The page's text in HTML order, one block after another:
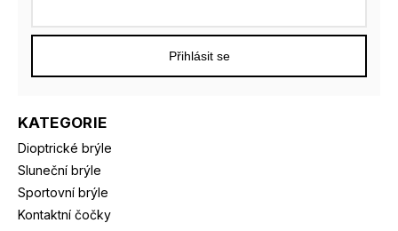
KATEGORIE
Dioptrické brýle
Sluneční brýle
Sportovní brýle
Kontaktní čočky
Přihlásit se